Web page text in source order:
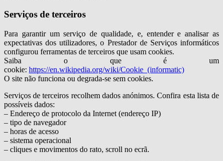
Serviços de terceiros
Para garantir um serviço de qualidade, e, entender e analisar as
expectativas dos utilizadores, o Prestador de Serviços informáticos
configurou ferramentas de terceiros que usam cookies.
Saiba o que é um
cookie: https://en.wikipedia.org/wiki/Cookie_(informatic)
O site não funciona ou degrada-se sem cookies.
Serviços de terceiros recolhem dados anónimos. Confira esta lista de
possíveis dados:
– Endereço de protocolo da Internet (endereço IP)
– tipo de navegador
– horas de acesso
– sistema operacional
– cliques e movimentos do rato, scroll no ecrã.